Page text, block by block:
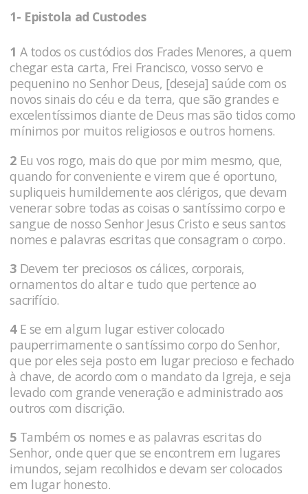
1- Epistola ad Custodes
1 A todos os custódios dos Frades Menores, a quem
chegar esta carta, Frei Francisco, vosso servo e
pequenino no Senhor Deus, [deseja] saúde com os
novos sinais do céu e da terra, que são grandes e
excelentíssimos diante de Deus mas são tidos como
mínimos por muitos religiosos e outros homens.
2 Eu vos rogo, mais do que por mim mesmo, que,
quando for conveniente e virem que é oportuno,
supliqueis humildemente aos clérigos, que devam
venerar sobre todas as coisas o santíssimo corpo e
sangue de nosso Senhor Jesus Cristo e seus santos
nomes e palavras escritas que consagram o corpo.
3 Devem ter preciosos os cálices, corporais,
ornamentos do altar e tudo que pertence ao
sacrifício.
4E se em algum lugar estiver colocado
pauperrimamente o santíssimo corpo do Senhor,
que por eles seja posto em lugar precioso e fechado
à chave, de acordo com o mandato da Igreja, e seja
levado com grande veneração e administrado aos
outros com discrição.
5 Também os nomes e as palavras escritas do
Senhor, onde quer que se encontrem em lugares
imundos, sejam recolhidos e devam ser colocados
em lugar honesto.